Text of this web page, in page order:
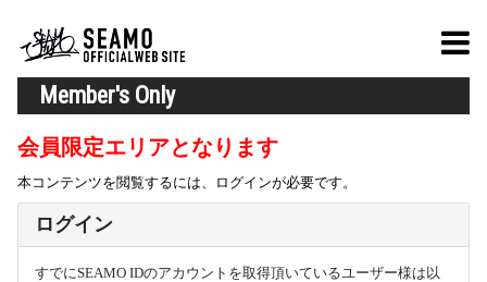
Member's Only
会員限定エリアとなります
本コンテンツを閲覧するには、ログインが必要です。
ログイン
すでにSEAMO IDのアカウントを取得頂いているユーザー様は以